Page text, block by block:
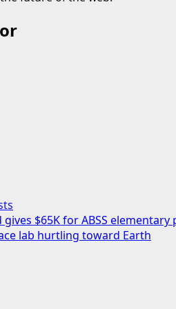
$65K for ABSS elementary
lab hurtling toward Earth